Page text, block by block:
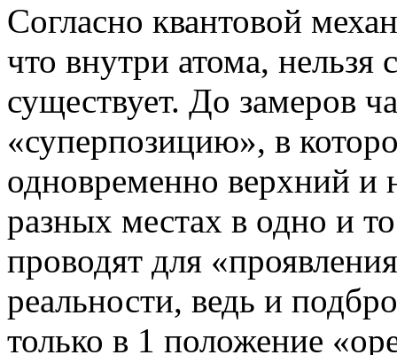
Согласно квантовой
что внутри атома, нельзя
существует. До замеров
«суперпозицию», в
одновременно верхний и
разных местах в одно и
проводят для
реальности, ведь и
только в 1 положение